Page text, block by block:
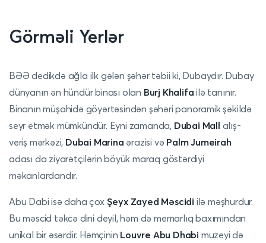
Görməli Yerlər
BƏƏ dedikdə ağla ilk gələn şəhər təbii ki, Dubaydır. Dubay
dünyanın ən hündür binası olan Burj Khalifa ilə tanınır.
Binanın müşahidə göyərtəsindən şəhəri panoramik şəkildə
seyr etmək mümkündür. Eyni zamanda, Dubai Mall alış-
veriş mərkəzi, Dubai Marina ərazisi və Palm Jumeirah
adası da ziyarətçilərin böyük maraq göstərdiyi
məkanlardandır.
Abu Dabi isə daha çox Şeyx Zayed Məscidi ilə məşhurdur.
Bu məscid təkcə dini deyil, həm də memarlıq baxımından
unikal bir əsərdir. Həmçinin Louvre Abu Dhabi muzeyi də